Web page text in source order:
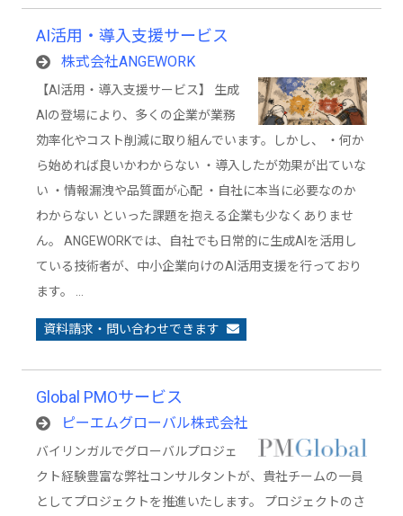
AI活用・導入支援サービス
株式会社ANGEWORK
【AI活用・導入支援サービス】 生成
AIの登場により、多くの企業が業務
効率化やコスト削減に取り組んでいます。しかし、 ・何か
ら始めれば良いかわからない ・導入したが効果が出ていな
い ・情報漏洩や品質面が心配 ・自社に本当に必要なのか
わからない といった課題を抱える企業も少なくありませ
ん。 ANGEWORKでは、自社でも日常的に生成AIを活用し
ている技術者が、中小企業向けのAI活用支援を行っており
ます。 …
資料請求・問い合わせできます
Global PMOサービス
ピーエムグローバル株式会社
バイリンガルでグローバルプロジェ
クト経験豊富な弊社コンサルタントが、貴社チームの一員
としてプロジェクトを推進いたします。 プロジェクトのさ